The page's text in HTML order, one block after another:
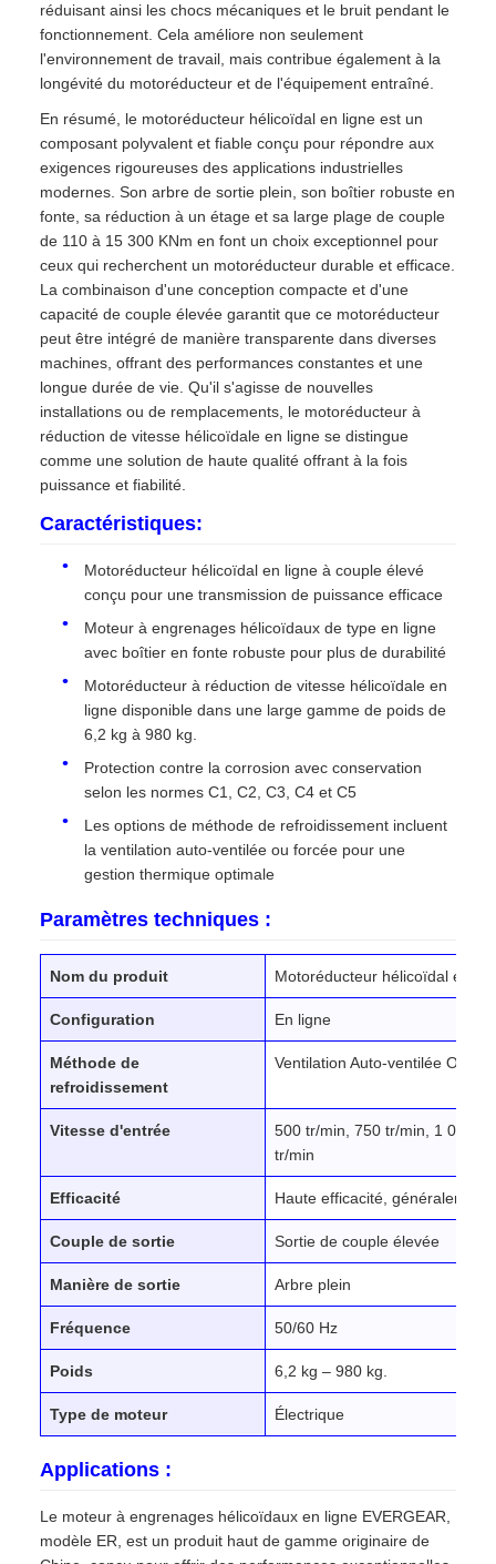
réduisant ainsi les chocs mécaniques et le bruit pendant le
fonctionnement. Cela améliore non seulement
l'environnement de travail, mais contribue également à la
longévité du motoréducteur et de l'équipement entraîné.
En résumé, le motoréducteur hélicoïdal en ligne est un
composant polyvalent et fiable conçu pour répondre aux
exigences rigoureuses des applications industrielles
modernes. Son arbre de sortie plein, son boîtier robuste en
fonte, sa réduction à un étage et sa large plage de couple
de 110 à 15 300 KNm en font un choix exceptionnel pour
ceux qui recherchent un motoréducteur durable et efficace.
La combinaison d'une conception compacte et d'une
capacité de couple élevée garantit que ce motoréducteur
peut être intégré de manière transparente dans diverses
machines, offrant des performances constantes et une
longue durée de vie. Qu'il s'agisse de nouvelles
installations ou de remplacements, le motoréducteur à
réduction de vitesse hélicoïdale en ligne se distingue
comme une solution de haute qualité offrant à la fois
puissance et fiabilité.
Caractéristiques:
Motoréducteur hélicoïdal en ligne à couple élevé
conçu pour une transmission de puissance efficace
Moteur à engrenages hélicoïdaux de type en ligne
avec boîtier en fonte robuste pour plus de durabilité
Motoréducteur à réduction de vitesse hélicoïdale en
ligne disponible dans une large gamme de poids de
6,2 kg à 980 kg.
Protection contre la corrosion avec conservation
selon les normes C1, C2, C3, C4 et C5
Les options de méthode de refroidissement incluent
la ventilation auto-ventilée ou forcée pour une
gestion thermique optimale
Paramètres techniques :
Nom du produit Motoréducteur hélicoïdal en
Configuration En ligne
Méthode de
refroidissement
Ventilation Auto-ventilée Ou
Vitesse d'entrée
500 tr/min, 750 tr/min, 1 000
tr/min
Efficacité Haute efficacité, généralement
Couple de sortie Sortie de couple élevée
Manière de sortie Arbre plein
Fréquence 50/60 Hz
Poids 6,2 kg – 980 kg.
Type de moteur Électrique
Applications :
Le moteur à engrenages hélicoïdaux en ligne EVERGEAR,
modèle ER, est un produit haut de gamme originaire de